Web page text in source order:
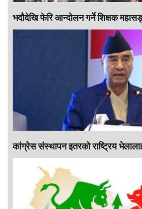
भदौदेखि फेरि आन्दोलन गर्ने शिक्षक
कांग्रेस संस्थापन इतरको राष्ट्रिय